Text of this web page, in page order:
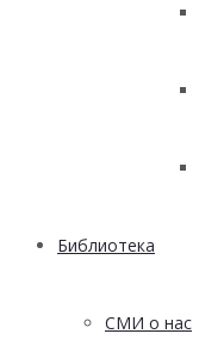
Библиотека
СМИ о нас